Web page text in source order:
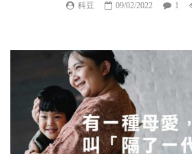
科豆 09/02/2022 1